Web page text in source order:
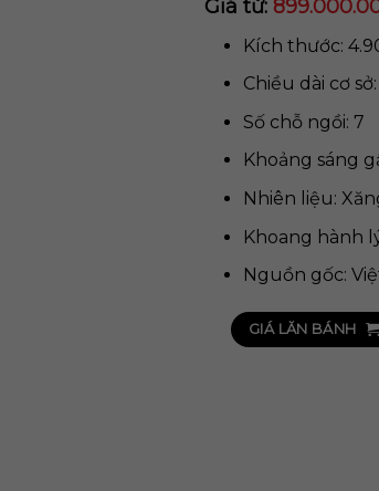
Giá từ:
Kích thước:
Chiều dài cơ
Số chỗ ngồi: 7
Khoảng sáng
Nhiên liệu:
Khoang hành
Nguồn gốc:
GIÁ LĂN BÁNH